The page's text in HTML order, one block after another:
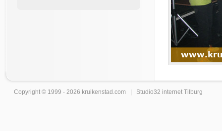
Copyright © 1999 - 2026 kruikenstad .com | Studio32 internet Tilburg